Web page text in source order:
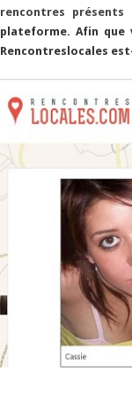
rencontres présents
plateforme. Afin que
Rencontreslocales